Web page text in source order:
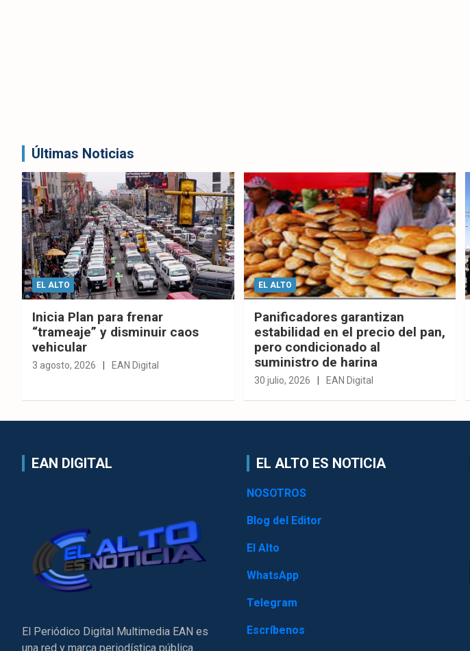
Últimas Noticias
EL ALTO
Inicia Plan para frenar
“trameaje” y disminuir caos
vehicular
3 agosto, 2026 EAN Digital
EL ALTO
Panificadores garantizan
estabilidad en el precio del pan,
pero condicionado al
suministro de harina
30 julio, 2026 EAN Digital
EAN DIGITAL
El Periódico Digital Multimedia EAN es
una red y marca periodística pública
EL ALTO ES NOTICIA
NOSOTROS
Blog del Editor
El Alto
WhatsApp
Telegram
Escríbenos